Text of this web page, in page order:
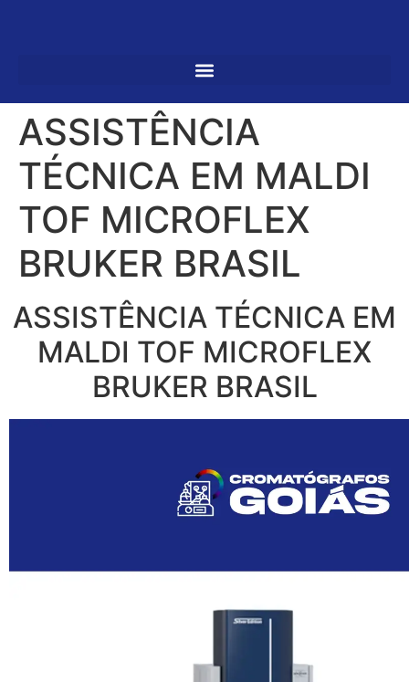
ASSISTÊNCIA
TÉCNICA EM MALDI
TOF MICROFLEX
BRUKER BRASIL
ASSISTÊNCIA TÉCNICA EM
MALDI TOF MICROFLEX
BRUKER BRASIL